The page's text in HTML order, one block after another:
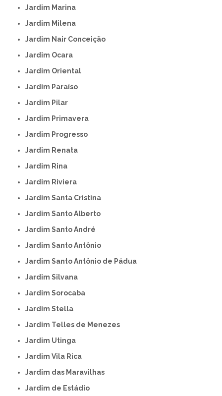
Jardim Marina
Jardim Milena
Jardim Nair Conceição
Jardim Ocara
Jardim Oriental
Jardim Paraíso
Jardim Pilar
Jardim Primavera
Jardim Progresso
Jardim Renata
Jardim Rina
Jardim Riviera
Jardim Santa Cristina
Jardim Santo Alberto
Jardim Santo André
Jardim Santo Antônio
Jardim Santo Antônio de Pádua
Jardim Silvana
Jardim Sorocaba
Jardim Stella
Jardim Telles de Menezes
Jardim Utinga
Jardim Vila Rica
Jardim das Maravilhas
Jardim de Estádio